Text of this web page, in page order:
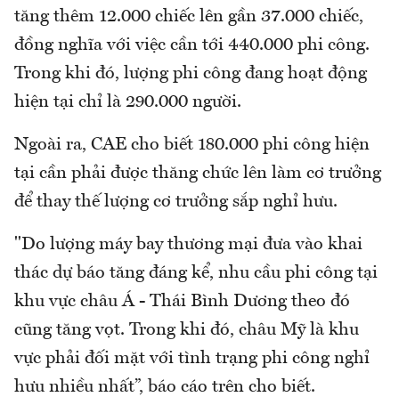
tăng thêm 12.000 chiếc lên gần 37.000 chiếc,
đồng nghĩa với việc cần tới 440.000 phi công.
Trong khi đó, lượng phi công đang hoạt động
hiện tại chỉ là 290.000 người.
Ngoài ra, CAE cho biết 180.000 phi công hiện
tại cần phải được thăng chức lên làm cơ trưởng
để thay thế lượng cơ trưởng sắp nghỉ hưu.
"Do lượng máy bay thương mại đưa vào khai
thác dự báo tăng đáng kể, nhu cầu phi công tại
khu vực châu Á - Thái Bình Dương theo đó
cũng tăng vọt. Trong khi đó, châu Mỹ là khu
vực phải đối mặt với tình trạng phi công nghỉ
hưu nhiều nhất”, báo cáo trên cho biết.